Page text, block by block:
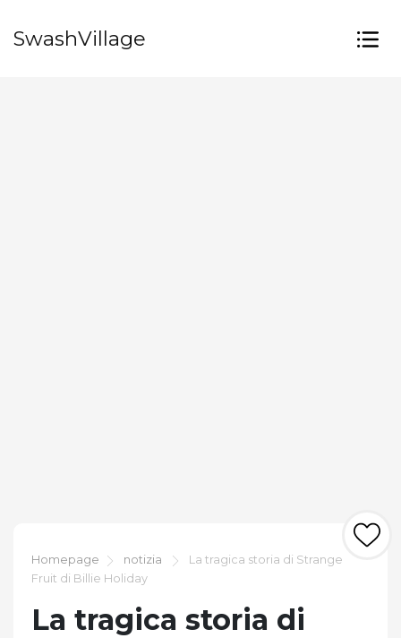
SwashVillage
Homepage notizia
La tragica storia di Strange
Fruit di Billie Holiday
La tragica storia di